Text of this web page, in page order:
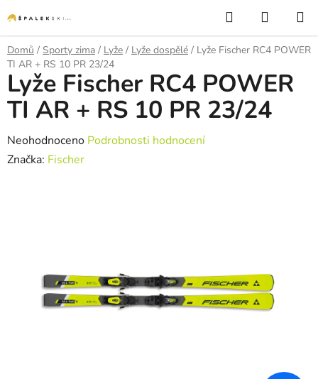
Hledat
Domů / Sporty zima / Lyže / Lyže dospělé / Lyže Fischer RC4 POWER
TI AR + RS 10 PR 23/24
Lyže Fischer RC4 POWER
TI AR + RS 10 PR 23/24
Průměrné hodnocení produktu je 0,0 z 5 hvězdiček.
Neohodnoceno Podrobnosti hodnocení
Značka: Fischer